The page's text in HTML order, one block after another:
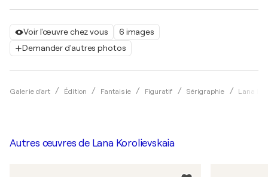
Voir l'œuvre chez vous
6 images
Demander d'autres photos
Galerie d'art Édition Fantaisie Figuratif Sérigraphie Lana
Autres œuvres de Lana Korolievskaia